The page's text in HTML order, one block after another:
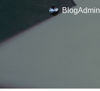
BlogAdmin